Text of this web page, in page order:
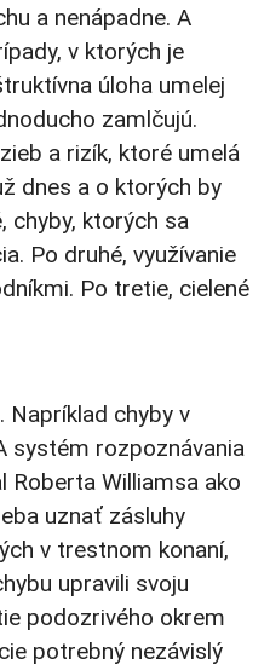
a nenápadne. A
v ktorých je
úloha umelej
zamlčujú.
a rizík, ktoré umelá
dnes a o ktorých by
chyby, ktorých sa
Po druhé, využívanie
Po tretie, cielené
Napríklad chyby v
systém rozpoznávania
Williamsa ako
uznať zásluhy
v trestnom konaní,
upravili svoju
podozrivého okrem
potrebný nezávislý